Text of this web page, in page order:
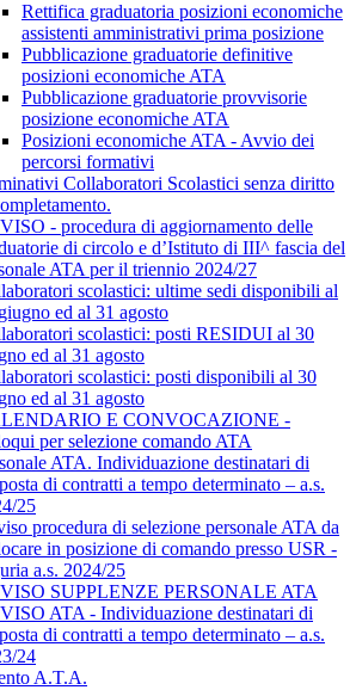
Rettifica graduatoria posizioni economiche
assistenti amministrativi prima posizione
Pubblicazione graduatorie definitive
posizioni economiche ATA
Pubblicazione graduatorie provvisorie
posizione economiche ATA
Posizioni economiche ATA - Avvio dei
percorsi formativi
Collaboratori Scolastici senza diritto
- procedura di aggiornamento delle
di circolo e d’Istituto di III^ fascia del
ATA per il triennio 2024/27
scolastici: ultime sedi disponibili al
ed al 31 agosto
scolastici: posti RESIDUI al 30
ed al 31 agosto
scolastici: posti disponibili al 30
ed al 31 agosto
E CONVOCAZIONE -
per selezione comando ATA
ATA. Individuazione destinatari di
di contratti a tempo determinato – a.s.
25
procedura di selezione personale ATA da
in posizione di comando presso USR -
a.s. 2024/25
SUPPLENZE PERSONALE ATA
ATA - Individuazione destinatari di
di contratti a tempo determinato – a.s.
24
A.T.A.